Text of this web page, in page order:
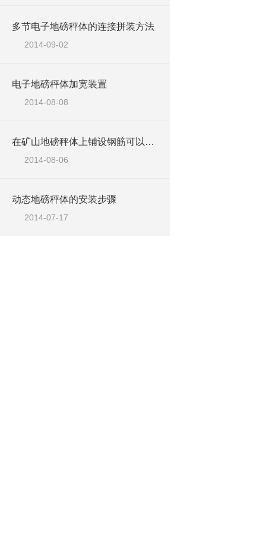
多节电子地磅秤体的连接拼装方法
2014-09-02
电子地磅秤体加宽装置
2014-08-08
在矿山地磅秤体上铺设钢筋可以防滑
2014-08-06
动态地磅秤体的安装步骤
2014-07-17